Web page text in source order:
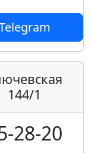
144/1
28-20